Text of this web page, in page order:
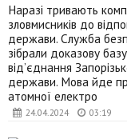
24.04.2024 03:19
Наразі тривають
зловмисників до
держави. Служба
зібрали доказову
від’єднання
держави. Мова йде
атомної електро